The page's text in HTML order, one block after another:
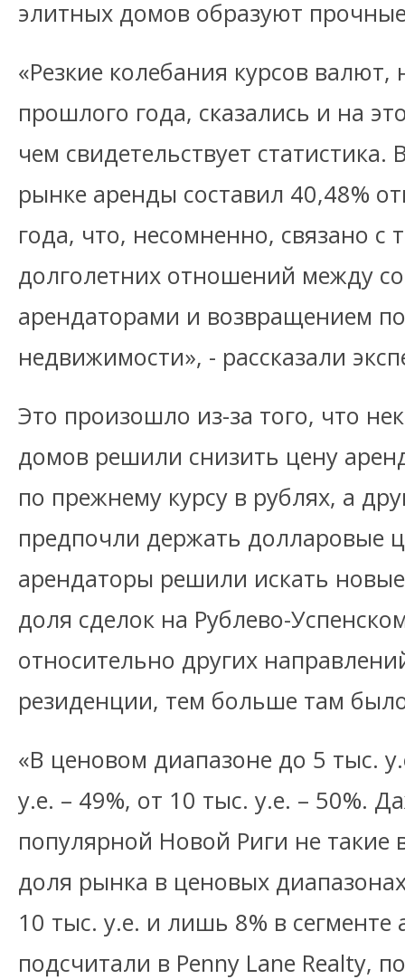
элитных домов образуют
«Резкие колебания курсов
прошлого года, сказались и на
чем свидетельствует
рынке аренды составил 40,48%
года, что, несомненно, связано
долголетних отношений между
арендаторами и возвращением
недвижимости», - рассказали
Это произошло из-за того, что
домов решили снизить цену
по прежнему курсу в рублях, а
предпочли держать долларовые
арендаторы решили искать
доля сделок на Рублево-
относительно других
резиденции, тем больше там
«В ценовом диапазоне до 5 тыс.
у.е. – 49%, от 10 тыс. у.е. – 50%.
популярной Новой Риги не
доля рынка в ценовых
10 тыс. у.е. и лишь 8% в сегменте
подсчитали в Penny Lane Realty,